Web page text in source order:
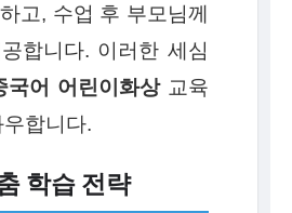
고, 수업 후 부모님께
합니다. 이러한 세심
국어 어린이화상교육
합니다.
학습 전략